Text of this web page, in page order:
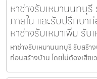
หาช่างรับเหมานนทบุ
ภายใน และรับปรึกษา
หาช่างรับเหมาเพิ่ม รั
หาช่างรับเหมานนทบุรี รับสร้
ก่อนสร้างบ้าน โดยไม่ต้องเสียเ